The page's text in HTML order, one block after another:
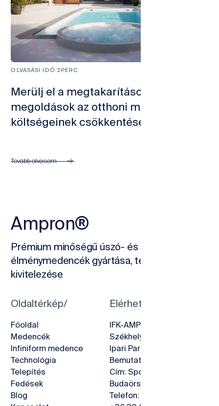
OLVASÁSI IDŐ:2PERC
Merülj el a megtakarításokban! Okos
megoldások az otthoni medence
költségeinek csökkentésére
Tovább olvasom
Ampron®
Prémium minőségű úszó- és
élménymedencék gyártása, teljeskörű
kivitelezése
Oldaltérkép/
Főoldal
Medencék
Infiniform medence
Technológia
Telepítés
Fedések
Blog
Elérhetőségeink/
IFK-AMPRON KFT.
Székhely: 2890 Tata, Déli
Ipari Park 460/217.
Bemutatóterem:
Cím: Sport utca 6.,
Budaörs 2040
Telefon: